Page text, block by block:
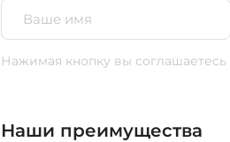
Нажимая кнопку вы соглашаетесь
Наши преимущества